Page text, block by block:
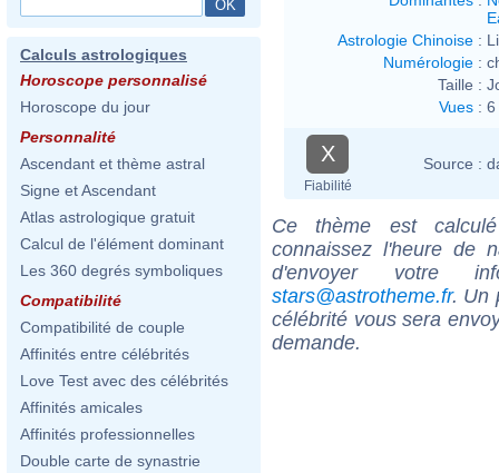
Calculs astrologiques
Horoscope personnalisé
Horoscope du jour
Personnalité
Ascendant et thème astral
Signe et Ascendant
Atlas astrologique gratuit
Calcul de l'élément dominant
Les 360 degrés symboliques
Compatibilité
Compatibilité de couple
Affinités entre célébrités
Love Test avec des célébrités
Affinités amicales
Affinités professionnelles
Double carte de synastrie
Astrologie Chinoise :
Numérologie :
Taille :
Vues : 6
X
Fiabilité
Source :
Ce thème est
connaissez l'heure de
d'envoyer votre
stars@astrotheme.fr. Un
célébrité vous sera
demande.